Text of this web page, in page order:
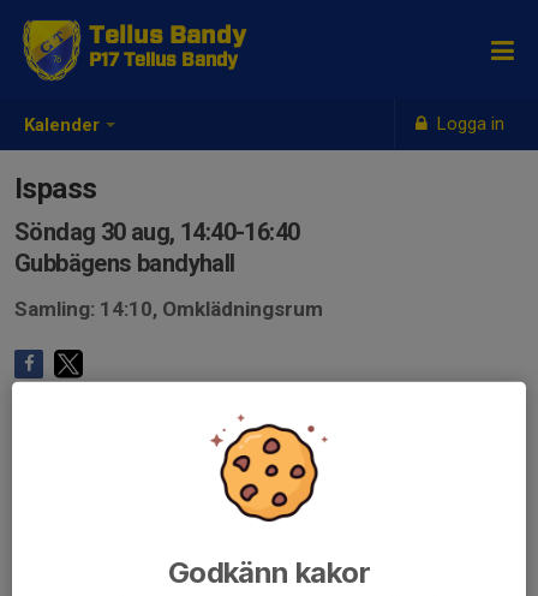
Kalender Logga in
Tellus Bandy
P17 Tellus Bandy
Ispass
Söndag 30 aug, 14:40-16:40
Gubbägens bandyhall
Samling: 14:10, Omklädningsrum
Godkänn kakor